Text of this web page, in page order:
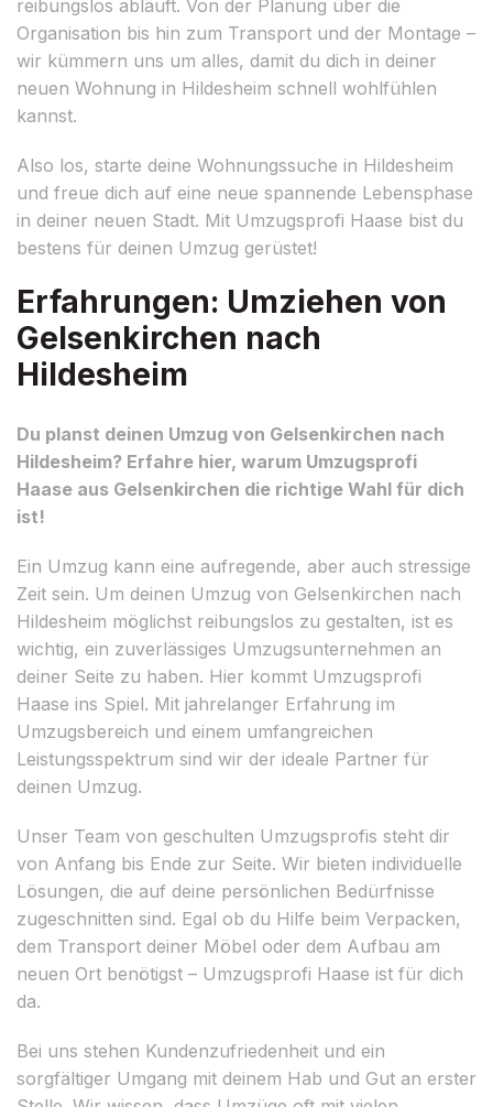
reibungslos abläuft. Von der Planung über die
Organisation bis hin zum Transport und der Montage –
wir kümmern uns um alles, damit du dich in deiner
neuen Wohnung in Hildesheim schnell wohlfühlen
kannst.
Also los, starte deine Wohnungssuche in Hildesheim
und freue dich auf eine neue spannende Lebensphase
in deiner neuen Stadt. Mit Umzugsprofi Haase bist du
bestens für deinen Umzug gerüstet!
Erfahrungen: Umziehen von
Gelsenkirchen nach
Hildesheim
Du planst deinen Umzug von Gelsenkirchen nach
Hildesheim? Erfahre hier, warum Umzugsprofi
Haase aus Gelsenkirchen die richtige Wahl für dich
ist!
Ein Umzug kann eine aufregende, aber auch stressige
Zeit sein. Um deinen Umzug von Gelsenkirchen nach
Hildesheim möglichst reibungslos zu gestalten, ist es
wichtig, ein zuverlässiges Umzugsunternehmen an
deiner Seite zu haben. Hier kommt Umzugsprofi
Haase ins Spiel. Mit jahrelanger Erfahrung im
Umzugsbereich und einem umfangreichen
Leistungsspektrum sind wir der ideale Partner für
deinen Umzug.
Unser Team von geschulten Umzugsprofis steht dir
von Anfang bis Ende zur Seite. Wir bieten individuelle
Lösungen, die auf deine persönlichen Bedürfnisse
zugeschnitten sind. Egal ob du Hilfe beim Verpacken,
dem Transport deiner Möbel oder dem Aufbau am
neuen Ort benötigst – Umzugsprofi Haase ist für dich
da.
Bei uns stehen Kundenzufriedenheit und ein
sorgfältiger Umgang mit deinem Hab und Gut an erster